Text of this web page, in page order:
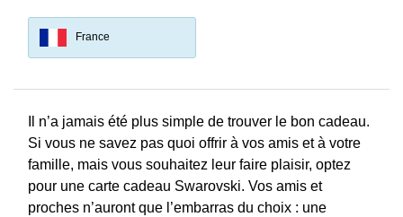
France
Il n’a jamais été plus simple de trouver le bon cadeau.
Si vous ne savez pas quoi offrir à vos amis et à votre
famille, mais vous souhaitez leur faire plaisir, optez
pour une carte cadeau Swarovski. Vos amis et
proches n’auront que l’embarras du choix : une